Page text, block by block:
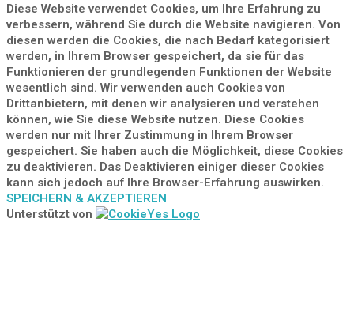
Diese Website verwendet Cookies, um Ihre Erfahrung zu
verbessern, während Sie durch die Website navigieren. Von
diesen werden die Cookies, die nach Bedarf kategorisiert
werden, in Ihrem Browser gespeichert, da sie für das
Funktionieren der grundlegenden Funktionen der Website
wesentlich sind. Wir verwenden auch Cookies von
Drittanbietern, mit denen wir analysieren und verstehen
können, wie Sie diese Website nutzen. Diese Cookies
werden nur mit Ihrer Zustimmung in Ihrem Browser
gespeichert. Sie haben auch die Möglichkeit, diese Cookies
zu deaktivieren. Das Deaktivieren einiger dieser Cookies
kann sich jedoch auf Ihre Browser-Erfahrung auswirken.
SPEICHERN & AKZEPTIEREN
Unterstützt von